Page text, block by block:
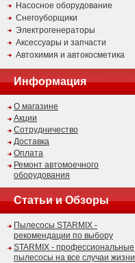
Насосное оборудование
Снегоуборщики
Электрогенераторы
Аксессуары и запчасти
Автохимия и автокосметика
Информация
О магазине
Акции
Сотрудничество
Доставка
Оплата
Ремонт автомоечного
оборудования
Статьи и Обзоры
Пылесосы STARMIX -
рекомендации по выбору
STARMIX - профессиональные
пылесосы на все случаи жизни